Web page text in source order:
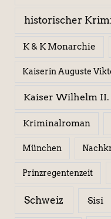
historischer
K & K Monarchie
Kaiserin Auguste
Kaiser Wilhelm II.
Kriminalroman
München
Prinzregentenzeit
Schweiz Sisi